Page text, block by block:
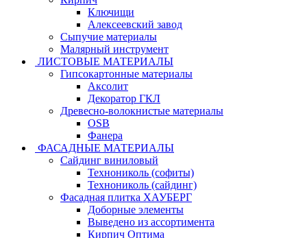
Ключищи
Алексеевский завод
Сыпучие материалы
Малярный инструмент
ЛИСТОВЫЕ МАТЕРИАЛЫ
Гипсокартонные материалы
Аксолит
Декоратор ГКЛ
Древесно-волокнистые материалы
OSB
Фанера
ФАСАДНЫЕ МАТЕРИАЛЫ
Сайдинг виниловый
Технониколь (софиты)
Технониколь (сайдинг)
Фасадная плитка ХАУБЕРГ
Доборные элементы
Выведено из ассортимента
Кирпич Оптима